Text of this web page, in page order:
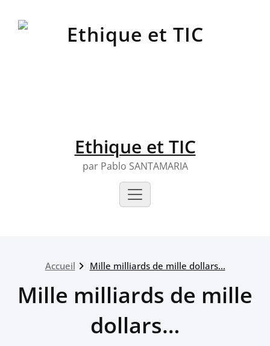
Ethique et TIC
par Pablo SANTAMARIA
Accueil Mille milliards de mille dollars…
Mille milliards de mille
dollars…